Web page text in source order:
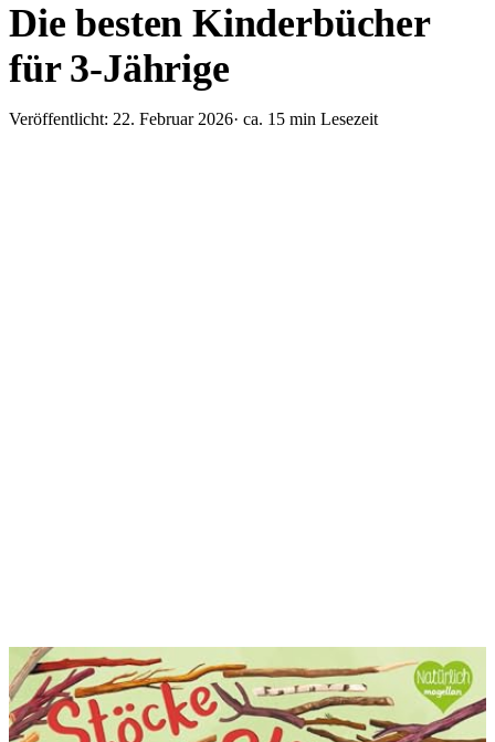
Die besten Kinderbücher
für 3-Jährige
Veröffentlicht: 22. Februar 2026· ca. 15 min Lesezeit